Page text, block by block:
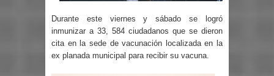
Durante este viernes y sábado se logró
inmunizar a 33, 584 ciudadanos que se dieron
cita en la sede de vacunación localizada en la
ex planada municipal para recibir su vacuna.